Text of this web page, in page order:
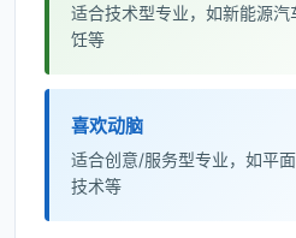
适合技术型专业，如新能源
饪等
喜欢动脑
适合创意/服务型专业，如平
技术等